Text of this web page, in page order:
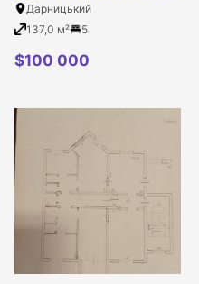
район, 139 Садова вулиця
Дарницький
137,0 м²
5
$100 000